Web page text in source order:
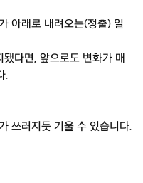
아래로 내려오는(정출) 일
다면, 앞으로도 변화가 매
.
쓰러지듯 기울 수 있습니다.